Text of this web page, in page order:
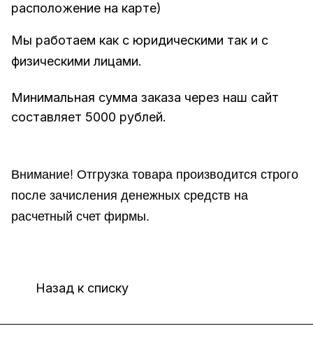
расположение на карте)
Мы работаем как с юридическими так и с
физическими лицами.
Минимальная сумма заказа через наш сайт
составляет 5000 рублей.
Внимание! Отгрузка товара производится строго
после зачисления денежных средств на
расчетный счет фирмы.
Назад к списку